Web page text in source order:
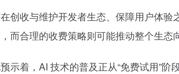
创收与维护开发者生态、保障用户体
而合理的收费策略则可能推动整个生态
示着，AI 技术的普及正从“免费试用”